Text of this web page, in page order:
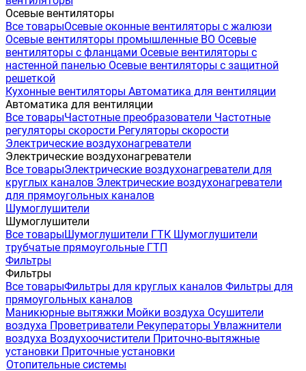
Осевые вентиляторы
Все товарыОсевые оконные вентиляторы с жалюзи
Осевые вентиляторы промышленные ВО Осевые
вентиляторы с фланцами Осевые вентиляторы с
настенной панелью Осевые вентиляторы с защитной
решеткой
Кухонные вентиляторы Автоматика для вентиляции
Автоматика для вентиляции
Все товарыЧастотные преобразователи Частотные
регуляторы скорости Регуляторы скорости
Электрические воздухонагреватели
Электрические воздухонагреватели
Все товарыЭлектрические воздухонагреватели для
круглых каналов Электрические воздухонагреватели
для прямоугольных каналов
Шумоглушители
Шумоглушители
Все товарыШумоглушители ГТК Шумоглушители
трубчатые прямоугольные ГТП
Фильтры
Фильтры
Все товарыФильтры для круглых каналов Фильтры для
прямоугольных каналов
Маникюрные вытяжки Мойки воздуха Осушители
воздуха Проветриватели Рекуператоры Увлажнители
воздуха Воздухоочистители Приточно-вытяжные
установки Приточные установки
Отопительные системы